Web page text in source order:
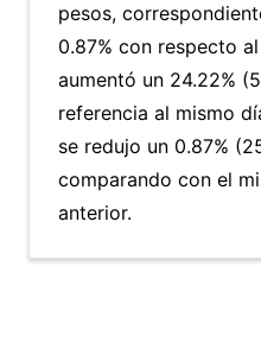
pesos,
0.87% con respecto
aumentó un 24.22%
referencia al mismo
se redujo un 0.87%
comparando con el
anterior.